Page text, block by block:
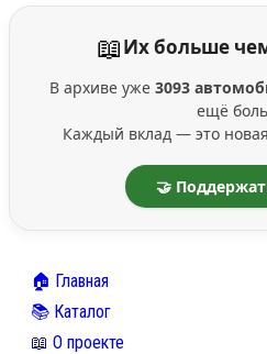
📖Их больше
В архиве уже 3093
ещё
Каждый вклад — это
🤝
🏠 Главная
📚 Каталог
📖 О проекте